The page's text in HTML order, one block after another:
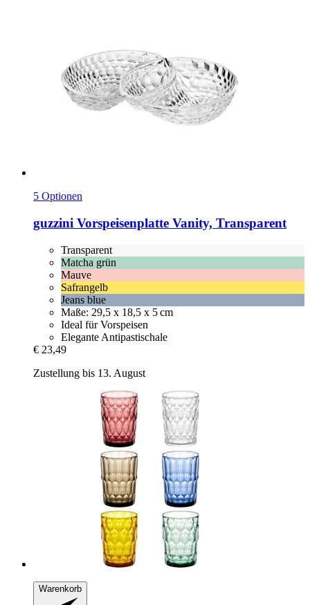
5 Optionen
guzzini Vorspeisenplatte Vanity, Transparent
Transparent
Matcha grün
Mauve
Safrangelb
Jeans blue
Maße: 29,5 x 18,5 x 5 cm
Ideal für Vorspeisen
Elegante Antipastischale
€ 23,49
Zustellung bis 13. August
Warenkorb